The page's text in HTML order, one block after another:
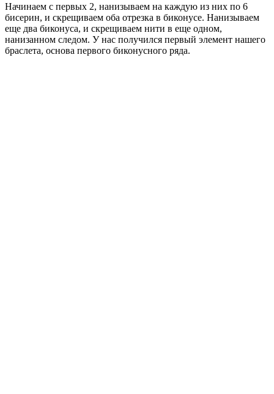
Начинаем с первых 2, нанизываем на каждую из них по 6
бисерин, и скрещиваем оба отрезка в биконусе. Нанизываем
еще два биконуса, и скрещиваем нити в еще одном,
нанизанном следом. У нас получился первый элемент нашего
браслета, основа первого биконусного ряда.